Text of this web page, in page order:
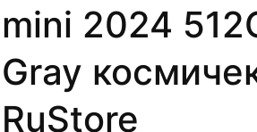
mini 2024
Gray
RuStore